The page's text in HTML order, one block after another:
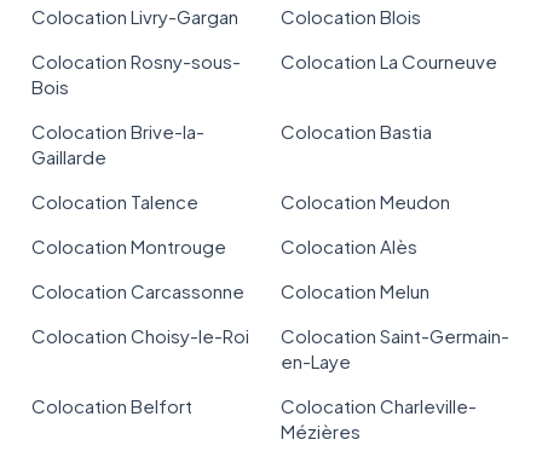
Colocation Livry-Gargan
Colocation Blois
Colocation Rosny-sous-
Bois
Colocation La Courneuve
Colocation Brive-la-
Gaillarde
Colocation Bastia
Colocation Talence
Colocation Meudon
Colocation Montrouge
Colocation Alès
Colocation Carcassonne
Colocation Melun
Colocation Choisy-le-Roi
Colocation Saint-Germain-
en-Laye
Colocation Belfort
Colocation Charleville-
Mézières